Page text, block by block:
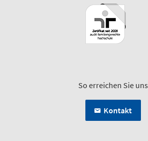
So erreichen Sie uns
Kontakt